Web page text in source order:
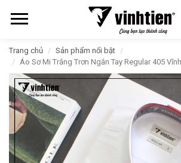
Trang chủ
Sản phẩm nổi bật
Áo Sơ Mi Trắng Trơn Ngắn Tay Regular 405